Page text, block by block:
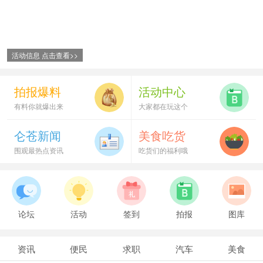
活动信息 点击查看>>
拍报爆料
有料你就爆出来
活动中心
大家都在玩这个
仑苍新闻
围观最热点资讯
美食吃货
吃货们的福利哦
论坛 活动 签到 拍报 图库
资讯 便民 求职 汽车 美食